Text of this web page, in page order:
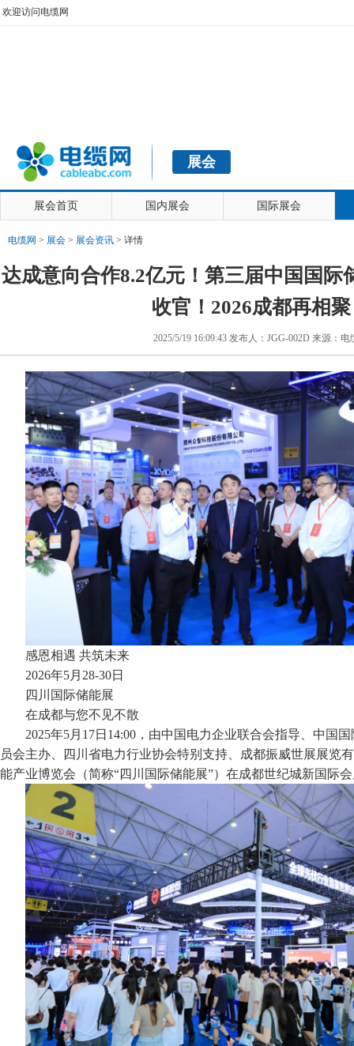
欢迎访问电缆网
展会
展会首页 国内展会 国际展会
电缆网 > 展会 > 展会资讯 > 详情
达成意向合作8.2亿元！第三届中国国际
收官！2026成都再相
2025/5/19 16:09:43 发布人：JGG-002D 来源：电
感恩相遇 共筑未来
2026年5月28-30日
四川国际储能展
在成都与您不见不散
2025年5月17日14:00，由中国电力企业联合会指导、中国
员会主办、四川省电力行业协会特别支持、成都振威世展展览
能产业博览会（简称“四川国际储能展”）在成都世纪城新国际